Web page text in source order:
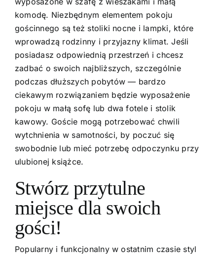
komodę. Niezbędnym elementem pokoju
gościnnego są też stoliki nocne i lampki, które
wprowadzą rodzinny i przyjazny klimat. Jeśli
posiadasz odpowiednią przestrzeń i chcesz
zadbać o swoich najbliższych, szczególnie
podczas dłuższych pobytów — bardzo
ciekawym rozwiązaniem będzie wyposażenie
pokoju w małą sofę lub dwa fotele i stolik
kawowy. Goście mogą potrzebować chwili
wytchnienia w samotności, by poczuć się
swobodnie lub mieć potrzebę odpoczynku przy
ulubionej książce.
Stwórz przytulne
miejsce dla swoich
gości!
Popularny i funkcjonalny w ostatnim czasie styl